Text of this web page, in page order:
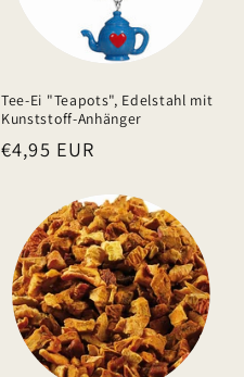
Tee-Ei "Teapots", Edelstahl mit
Kunststoff-Anhänger
Normaler
€4,95 EUR